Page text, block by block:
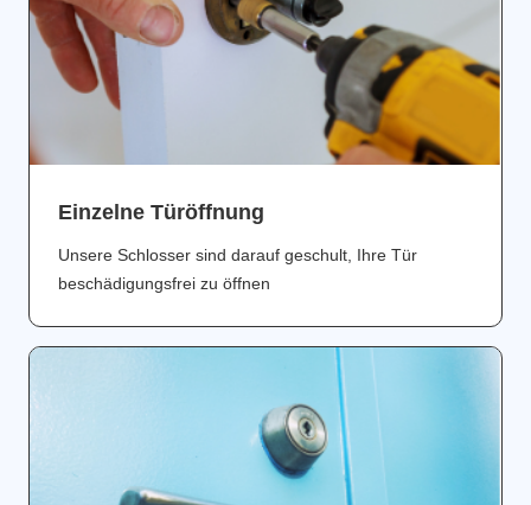
Einzelne Türöffnung
Unsere Schlosser sind darauf geschult, Ihre Tür
beschädigungsfrei zu öffnen